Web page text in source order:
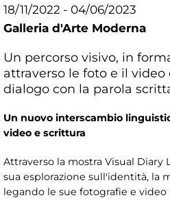
18/11/2022 - 04/06/2023
Galleria d'Arte Moderna
Un percorso visivo, in
attraverso le foto e il
dialogo con la parola
Un nuovo interscambio
video e scrittura
Attraverso la mostra Visual Diary
sua esplorazione sull'identità, la
legando le sue fotografie e